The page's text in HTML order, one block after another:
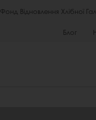
Фонд Відновлення Хлібної
Блог